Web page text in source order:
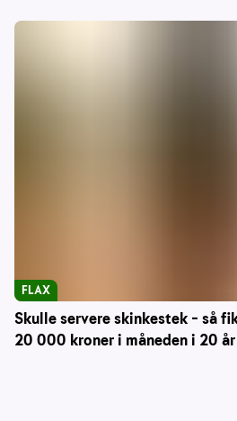
Skulle servere skinkestek – så
20 000 kroner i måneden i 20 år
FLAX